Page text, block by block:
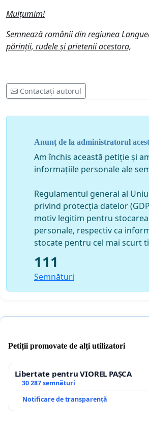
Mulțumim!
Semnează românii din regiunea
părinții, rudele și prietenii acestora,
Contactați autorul
Anunț de la administratorul
Am închis această petiție și
informațiile personale ale
Regulamentul general al
privind protecția datelor
motiv legitim pentru
personale, respectiv ca
stocate pentru cel mai scurt
111
Semnături
Petiții promovate de alți utilizatori
Libertate pentru VIOREL PAȘCA
30 287 semnături
Notificare de transparență